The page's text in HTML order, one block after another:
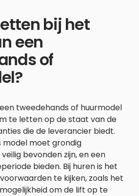
bij het
een
of
tweedehands of huurmodel
te letten op de staat van de
die de leverancier biedt.
model moet grondig
bevonden zijn, en een
bieden. Bij huren is het
te kijken, zoals het
om de lift op te